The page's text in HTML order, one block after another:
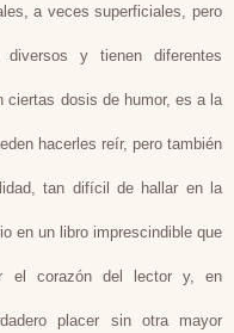
a veces superficiales, pero
y tienen diferentes
ciertas dosis de humor, es a la
hacerles reír, pero también
tan difícil de hallar en la
en un libro imprescindible que
el corazón del lector y, en
placer sin otra mayor